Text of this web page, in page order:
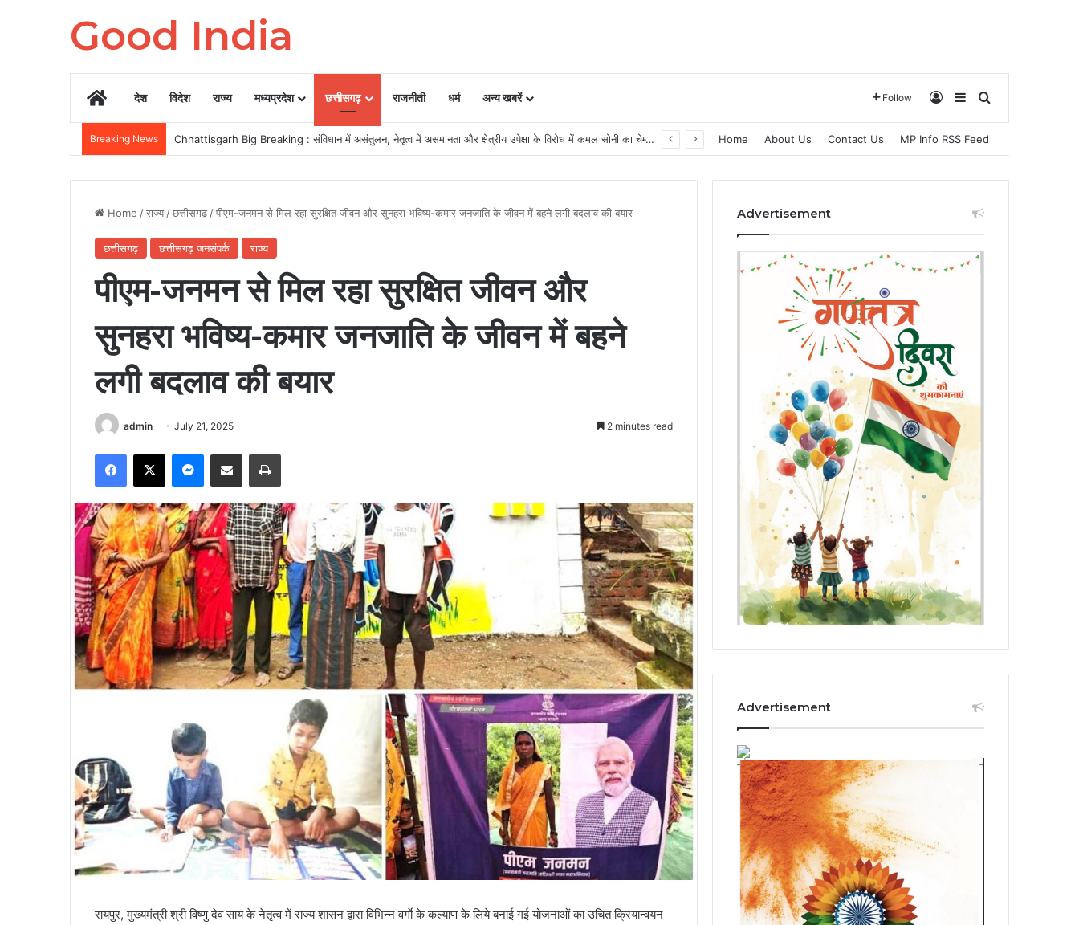
Good India
Homeदेश विदेश राज्य मध्यप्रदेश छत्तीसगढ़ राजनीती धर्म अन्य खबरें Follow Log InSidebarSearch for
Breaking News CII द्वारा 12-13 अगस्त को रायपुर में होगा ग्रीन स्टील एवं माइनिंग समिट 2026 का आयोजन Home About Us Contact Us MP Info RSS Feed
Home /राज्य /छत्तीसगढ़ /पीएम-जनमन से मिल रहा सुरक्षित जीवन और सुनहरा भविष्य-कमार जनजाति के जीवन में बहने लगी बदलाव की बयार
छत्तीसगढ़ छत्तीसगढ़ जनसंपर्क राज्य
पीएम-जनमन से मिल रहा सुरक्षित जीवन और
सुनहरा भविष्य-कमार जनजाति के जीवन में बहने
लगी बदलाव की बयार
admin July 21, 2025 2 minutes read
Facebook
X Messenger
Share via Email Print
रायपुर, मुख्यमंत्री श्री विष्णु देव साय के नेतृत्व में राज्य शासन द्वारा विभिन्न वर्गाे के कल्याण के लिये बनाई गई योजनाओं का उचित क्रियान्वयन
Advertisement
Advertisement